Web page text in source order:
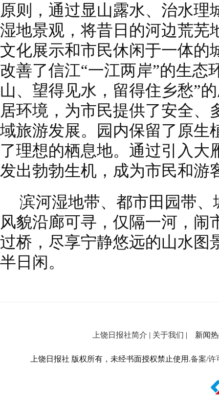
原则，通过显山露水、治水理
湿地景观，将昔日的河边荒芜
文化展示和市民休闲于一体的
改善了信江“一江两岸”的生态
山、望得见水，留得住乡愁”
居环境，为市民提供了安全、
域旅游发展。园内保留了原生
了理想的栖息地。通过引入大
发出勃勃生机，成为市民和游
滨河湿地带、都市田园带
风貌沿廊可寻，仅隔一河，闹
过桥，尽享宁静悠远的山水图
半日闲。
上饶日报社简介 | 关于我们 | 新闻热
上饶日报社 版权所有，未经书面授权禁止使用.备案/许